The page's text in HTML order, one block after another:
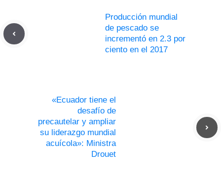
Producción mundial
de pescado se
incrementó en 2.3 por
ciento en el 2017
«Ecuador tiene el
desafío de
precautelar y ampliar
su liderazgo mundial
acuícola»: Ministra
Drouet